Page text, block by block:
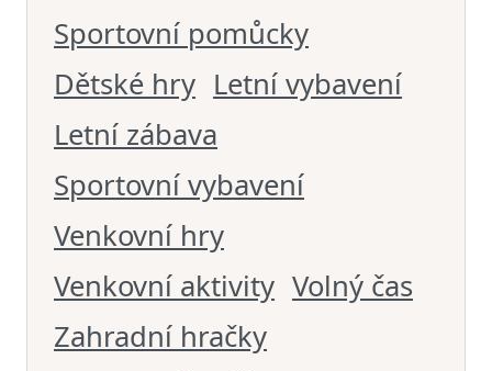
Sportovní pomůcky
Dětské hry Letní vybavení
Letní zábava
Sportovní vybavení
Venkovní hry
Venkovní aktivity Volný čas
Zahradní hračky